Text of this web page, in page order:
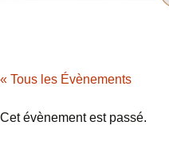
« Tous les Évènements
Cet évènement est passé.